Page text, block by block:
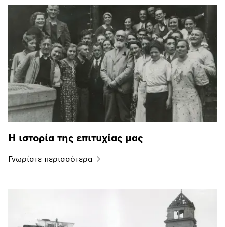
Η ιστορία της επιτυχίας μας
Γνωρίστε περισσότερα